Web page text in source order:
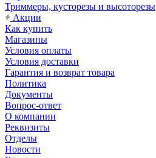
Триммеры, кусторезы и высоторезы
Акции
Как купить
Магазины
Условия оплаты
Условия доставки
Гарантия и возврат товара
Политика
Документы
Вопрос-ответ
О компании
Реквизиты
Отделы
Новости